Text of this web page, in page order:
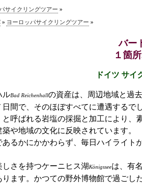
サイクリングツアー »
» ヨーロッパサイクリングツアー »
バー
１箇
ドイツ サイ
ルBad Reichenhallの資産は、周辺地域と過
間で、そのほぼすべてに遭遇するでし
と呼ばれる岩塩の採掘と加工により、
や地域の文化に反映されています。
るかにかかわらず、毎日ハイライト
さを持つケーニヒス湖 Königsseeは、有
ります。かつての野外博物館で過ごし